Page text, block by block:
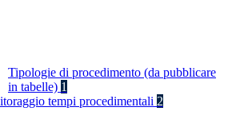
Tipologie di procedimento (da pubblicare
in tabelle) 1
tempi procedimentali 2